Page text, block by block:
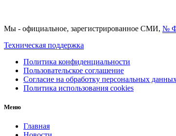
Мы - официальное, зарегистрированное СМИ, №
Техническая поддержка
Политика конфиденциальности
Пользовательское соглашение
Согласие на обработку персональных
Политика использования cookies
Меню
Главная